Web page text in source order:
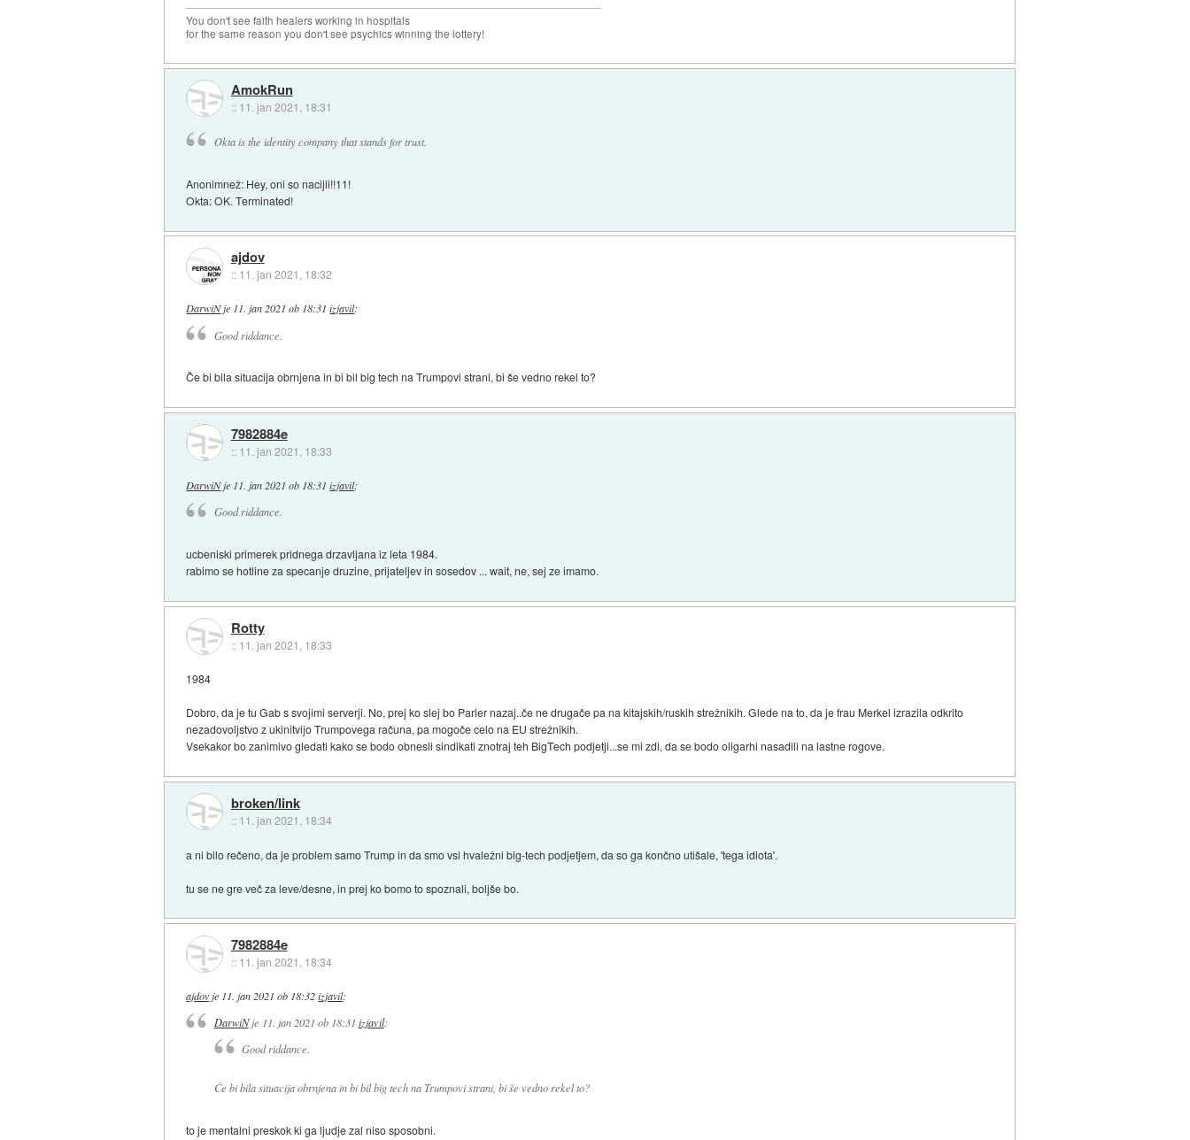
You don't see faith healers working in hospitals
for the same reason you don't see psychics winning the lottery!
AmokRun
:: 11. jan 2021, 18:31
Okta is the identity company that stands for trust.
Anonimnež: Hey, oni so nacijii!!11!
Okta: OK. Terminated!
ajdov
:: 11. jan 2021, 18:32
DarwiNje 11. jan 2021 ob 18:31 izjavil:
Good riddance.
Če bi bila situacija obrnjena in bi bil big tech na Trumpovi strani, bi še vedno rekel to?
7982884e
:: 11. jan 2021, 18:33
DarwiNje 11. jan 2021 ob 18:31 izjavil:
Good riddance.
ucbeniski primerek pridnega drzavljana iz leta 1984.
rabimo se hotline za specanje druzine, prijateljev in sosedov ... wait, ne, sej ze imamo.
Rotty
:: 11. jan 2021, 18:33
1984
Dobro, da je tu Gab s svojimi serverji. No, prej ko slej bo Parler nazaj..če ne drugače pa na kitajskih/ruskih strežnikih. Glede na to, da je frau Merkel izrazila odkrito
nezadovoljstvo z ukinitvijo Trumpovega računa, pa mogoče celo na EU strežnikih.
Vsekakor bo zanimivo gledati kako se bodo obnesli sindikati znotraj teh BigTech podjetji...se mi zdi, da se bodo oligarhi nasadili na lastne rogove.
broken/link
:: 11. jan 2021, 18:34
a ni bilo rečeno, da je problem samo Trump in da smo vsi hvaležni big-tech podjetjem, da so ga končno utišale, 'tega idiota'.
tu se ne gre več za leve/desne, in prej ko bomo to spoznali, boljše bo.
7982884e
:: 11. jan 2021, 18:34
ajdov je 11. jan 2021 ob 18:32 izjavil:
DarwiNje 11. jan 2021 ob 18:31 izjavil:
Good riddance.
Če bi bila situacija obrnjena in bi bil big tech na Trumpovi strani, bi še vedno rekel to?
to je mentalni preskok ki ga ljudje zal niso sposobni.